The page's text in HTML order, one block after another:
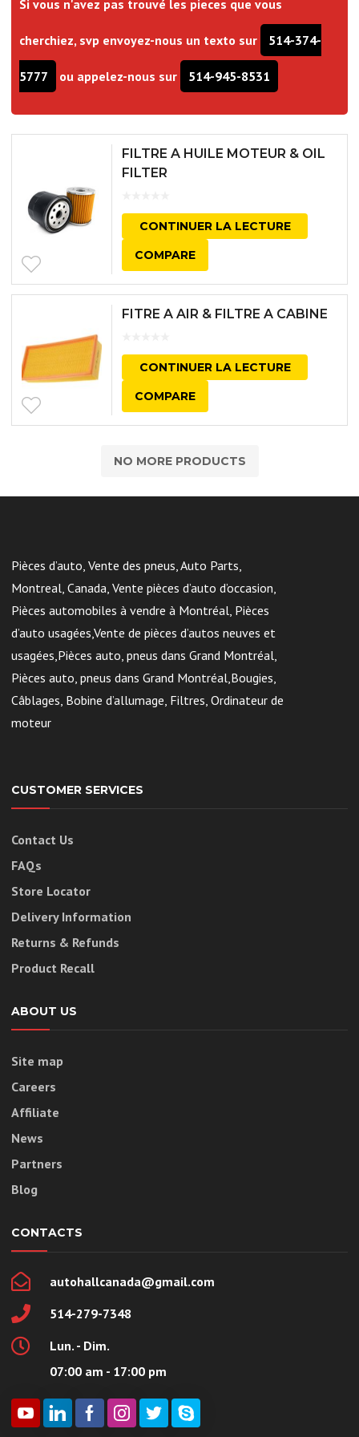
Si vous n'avez pas trouvé les pieces que vous
cherchiez, svp envoyez-nous un texto sur 514-374-
5777 ou appelez-nous sur 514-945-8531
FILTRE A HUILE MOTEUR & OIL
FILTER
CONTINUER LA LECTURE
COMPARE
FITRE A AIR & FILTRE A CABINE
CONTINUER LA LECTURE
COMPARE
NO MORE PRODUCTS
Pièces d’auto, Vente des pneus, Auto Parts,
Montreal, Canada, Vente pièces d’auto d’occasion,
Pièces automobiles à vendre à Montréal, Pièces
d’auto usagées,Vente de pièces d’autos neuves et
usagées,Pièces auto, pneus dans Grand Montréal,
Pièces auto, pneus dans Grand Montréal,Bougies,
Câblages, Bobine d’allumage, Filtres, Ordinateur de
moteur
CUSTOMER SERVICES
Contact Us
FAQs
Store Locator
Delivery Information
Returns & Refunds
Product Recall
ABOUT US
Site map
Careers
Affiliate
News
Partners
Blog
CONTACTS
autohallcanada@gmail.com
514-279-7348
Lun. - Dim.
07:00 am - 17:00 pm